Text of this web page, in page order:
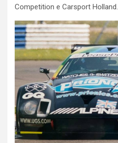
Competition e Carsport Holland.